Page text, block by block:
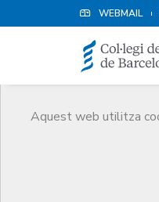
WEBMAIL
Aquest web utilitza